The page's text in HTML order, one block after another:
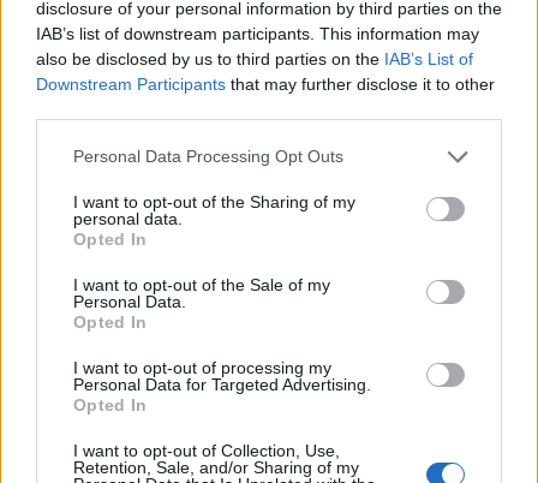
disclosure of your personal information by third parties on the
IAB’s list of downstream participants. This information may
also be disclosed by us to third parties on the IAB’s List of
Downstream Participants that may further disclose it to other
Personal Data Processing Opt Outs
I want to opt-out of the Sharing of my
personal data.
Opted In
I want to opt-out of the Sale of my
Personal Data.
Opted In
I want to opt-out of processing my
Personal Data for Targeted Advertising.
Opted In
I want to opt-out of Collection, Use,
Retention, Sale, and/or Sharing of my